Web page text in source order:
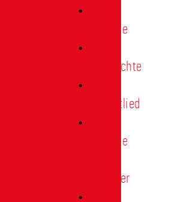
Termine
Geschichte
Heimatlied
Freunde
Förderer